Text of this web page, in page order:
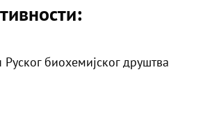
Руског биохемијског друштва